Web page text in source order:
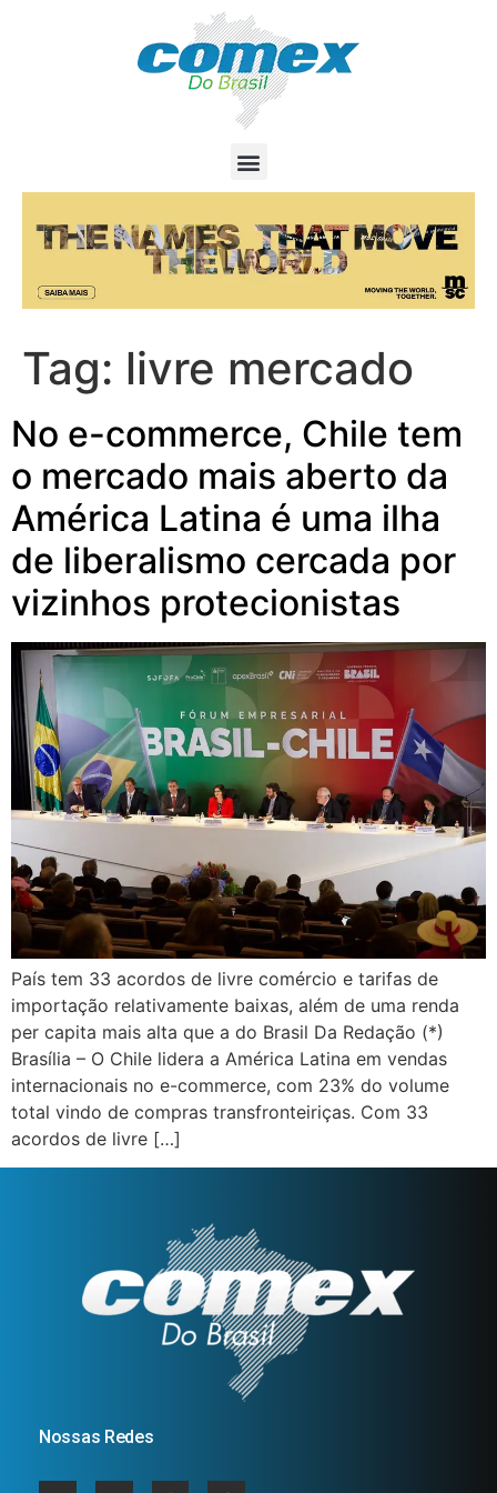
Tag: livre mercado
No e-commerce, Chile tem
o mercado mais aberto da
América Latina é uma ilha
de liberalismo cercada por
vizinhos protecionistas
País tem 33 acordos de livre comércio e tarifas de
importação relativamente baixas, além de uma renda
per capita mais alta que a do Brasil Da Redação (*)
Brasília – O Chile lidera a América Latina em vendas
internacionais no e-commerce, com 23% do volume
total vindo de compras transfronteiriças. Com 33
acordos de livre […]
Nossas Redes